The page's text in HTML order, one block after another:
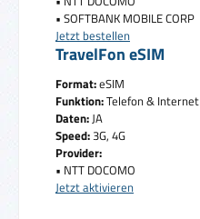
• SOFTBANK MOBILE CORP
Jetzt bestellen
TravelFon eSIM
Format:eSIM
Funktion:Telefon & Internet
Daten:JA
Speed:3G, 4G
Provider:
• NTT DOCOMO
Jetzt aktivieren